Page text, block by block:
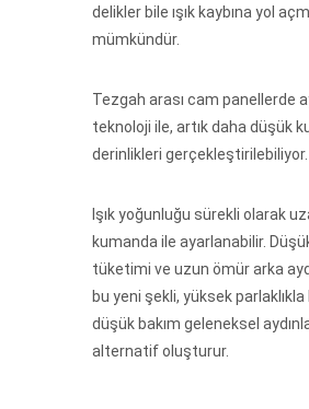
delikler bile ışık kaybına yol
mümkündür.
Tezgah arası cam panellerde
teknoloji ile, artık daha düşük
derinlikleri gerçekleştirilebiliyor.
Işık yoğunluğu sürekli olarak
kumanda ile ayarlanabilir.
tüketimi ve uzun ömür arka
bu yeni şekli, yüksek
düşük bakım geleneksel
alternatif oluşturur.